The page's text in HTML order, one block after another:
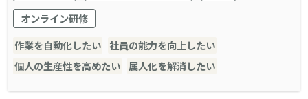
オンライン研修
作業を自動化したい 社員の能力を向上したい
個人の生産性を高めたい
属人化を解消したい